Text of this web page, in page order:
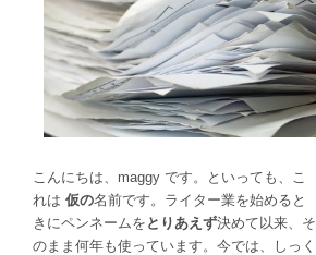
と
言
う？
英
資
企
画
こんにちは、maggy です。といっても、こ
れは 仮の名前です。ライター業を始めると
きにペンネームを とりあえず決めて以来、そ
のまま何年も使っています。今では、しっく